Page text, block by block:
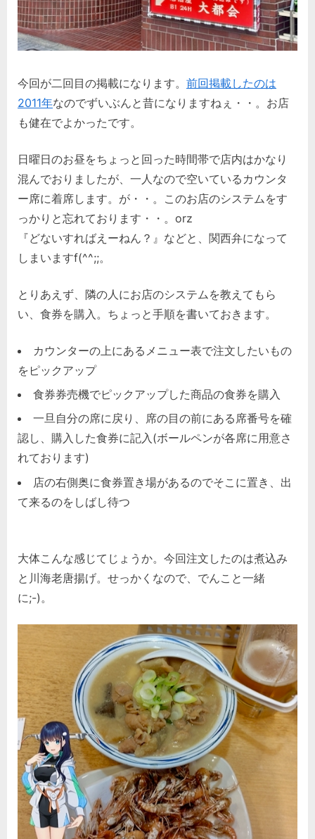
今回が二回目の掲載になります。 前回掲載したのは
2011年なのでずいぶんと昔になりますねぇ・・。お店
も健在でよかったです。
日曜日のお昼をちょっと回った時間帯で店内はかなり
混んでおりましたが、一人なので空いているカウンタ
ー席に着席します。が・・。このお店のシステムをす
っかりと忘れております・・。orz
『どないすればえーねん？』などと、関西弁になって
しまいますf(^^;;。
とりあえず、隣の人にお店のシステムを教えてもら
い、食券を購入。ちょっと手順を書いておきます。
カウンターの上にあるメニュー表で注文したいもの
をピックアップ
食券券売機でピックアップした商品の食券を購入
一旦自分の席に戻り、席の目の前にある席番号を確
認し、購入した食券に記入(ボールペンが各席に用意さ
れております)
店の右側奥に食券置き場があるのでそこに置き、出
て来るのをしばし待つ
大体こんな感じてじょうか。今回注文したのは煮込み
と川海老唐揚げ。せっかくなので、でんこと一緒
に;-)。